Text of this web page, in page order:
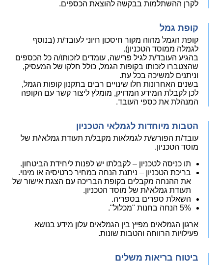
לקרן ההשתלמות בבקשה להוצאת הכספים.
קופת גמל
קופת הגמל מהוה מקור חיסכון חיוני לעובד/ת (בנוסף
לגמלה ממוסד הטכניון).
בהגיע העובד/ת לגיל פרישה, עומדים לזכותו/ה כל הכספים
שהצטברו לזכותו בקופות הגמל, כולל חלקו של המעסיק,
וניתנים למשיכה בכל עת.
בשנים האחרונות חלו שינויים רבים בתקנון קופות הגמל,
לכן לקבלת המידע המדויק, מומלץ ליצור קשר עם הקופה
המנהלת את כספי העובד.
הטבות מיוחדות לגמלאי הטכניון
עובד/ת הפורש/ת לגמלאות מקבל/ת תעודת גמלאי/ת של
מוסד הטכניון.
תו כניסה לטכניון – לקבלתו יש לפנות ליחידת הביטחון.
בריכת הטכניון – ניתנת הנחה במחיר כרטיסיה או מינוי.
את ההנחה מקבלים בקופת הבריכה עם הצגת אישור של
תעודת גמלאי/ת של מוסד הטכניון.
השאלת ספרים בספריה.
5% הנחה בחנות "מכלול".
ארגון הגמלאים מפיץ בין הגמלאים עלון מידע בנושא
פעילויות הרווחה והטבות שונות.
ביטוח בריאות משלים